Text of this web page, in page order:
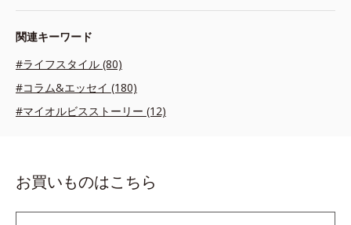
関連キーワード
#ライフスタイル (80)
#コラム&エッセイ (180)
#マイオルビスストーリー (12)
お買いものはこちら